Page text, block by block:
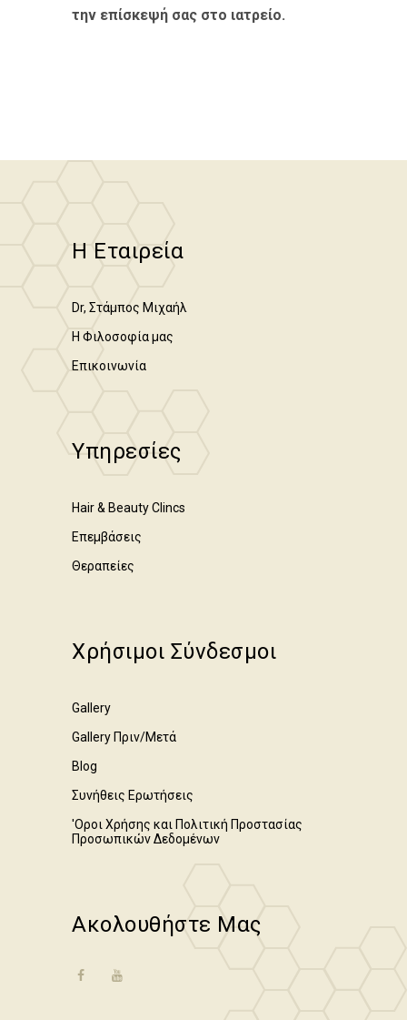
την επίσκεψή σας στο ιατρείο.
Η Εταιρεία
Dr, Στάμπος Μιχαήλ
Η Φιλοσοφία μας
Επικοινωνία
Υπηρεσίες
Hair & Beauty Clincs
Επεμβάσεις
Θεραπείες
Χρήσιμοι Σύνδεσμοι
Gallery
Gallery Πριν/Μετά
Blog
Συνήθεις Ερωτήσεις
'Οροι Χρήσης και Πολιτική Προστασίας
Προσωπικών Δεδομένων
Ακολουθήστε Μας